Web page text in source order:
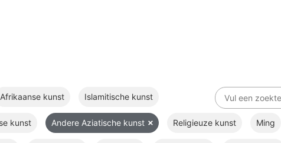
Afrikaanse kunst Islamitische kunst
kunst Andere Aziatische kunst Religieuze kunst Ming